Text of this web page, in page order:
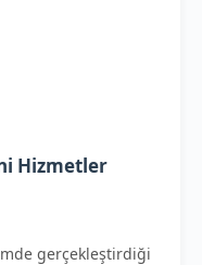
Hizmetler
gerçekleştirdiği